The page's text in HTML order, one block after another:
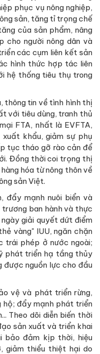
phục vụ nông nghiệp,
sản, tăng tỉ trọng chế
của sản phẩm, nâng
cho người nông dân và
các cụm liên kết sản
hình thức hợp tác liên
hệ thống tiêu thụ trong
thông tin về tình hình thị
với tiêu dùng, tranh thủ
FTA, nhất là EVFTA,
khẩu, giảm sự phụ
tục tháo gỡ rào cản để
Đồng thời coi trọng thị
hóa từ nông thôn về
sản Việt.
đẩy mạnh nuôi biển và
ban hành và thực
giải quyết dứt điểm
vàng" IUU, ngăn chặn
trái phép ở nước ngoài;
phát triển hạ tầng thủy
nguồn lực cho đầu
vệ và phát triển rừng,
hộ; đẩy mạnh phát triển
Theo dõi diễn biến thời
sản xuất và triển khai
bảo đảm kịp thời, hiệu
giảm thiểu thiệt hại do